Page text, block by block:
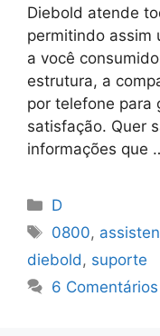
Diebold atende
permitindo assim
a você
estrutura, a
por telefone para
satisfação. Quer
informações que
Categorias
D
Tags
0800,
diebold , suporte
6 Comentários